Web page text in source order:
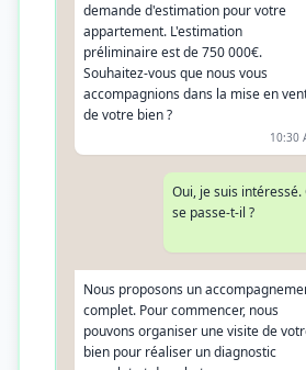
demande d'estimation pour votre
appartement. L'estimation
préliminaire est de 750 000€.
Souhaitez-vous que nous vous
accompagnions dans la mise en
de votre bien ?
10:30
Oui, je suis
se passe-t-il ?
Nous proposons un
complet. Pour commencer, nous
pouvons organiser une visite de
bien pour réaliser un diagnostic